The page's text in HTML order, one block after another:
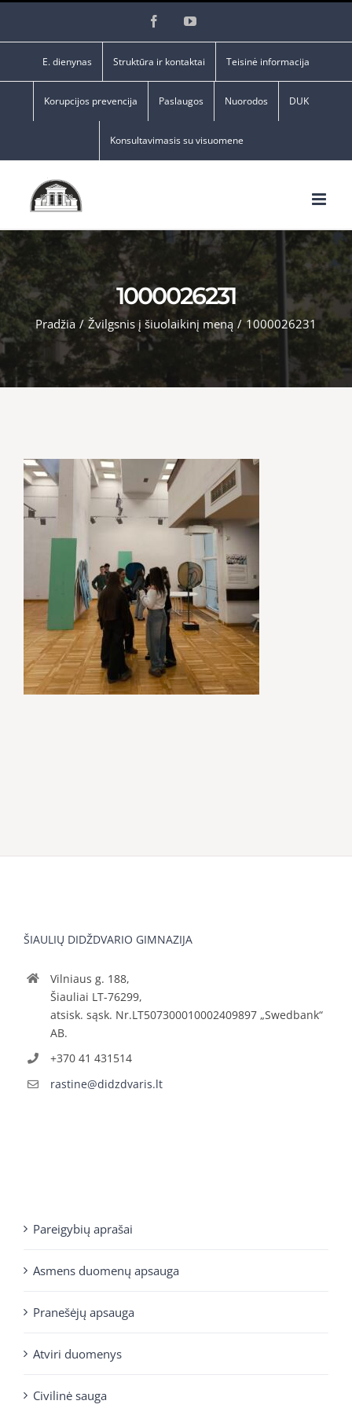
FacebookYouTube
E. dienynas Struktūra ir kontaktai Teisinė informacija
Korupcijos prevencija Paslaugos Nuorodos DUK
Konsultavimasis su visuomene
1000026231
Pradžia / Žvilgsnis į šiuolaikinį meną / 1000026231
ŠIAULIŲ DIDŽDVARIO GIMNAZIJA
Vilniaus g. 188,
Šiauliai LT-76299,
atsisk. sąsk. Nr.LT507300010002409897 „Swedbank“
AB.
+370 41 431514
rastine@didzdvaris.lt
Pareigybių aprašai
Asmens duomenų apsauga
Pranešėjų apsauga
Atviri duomenys
Civilinė sauga